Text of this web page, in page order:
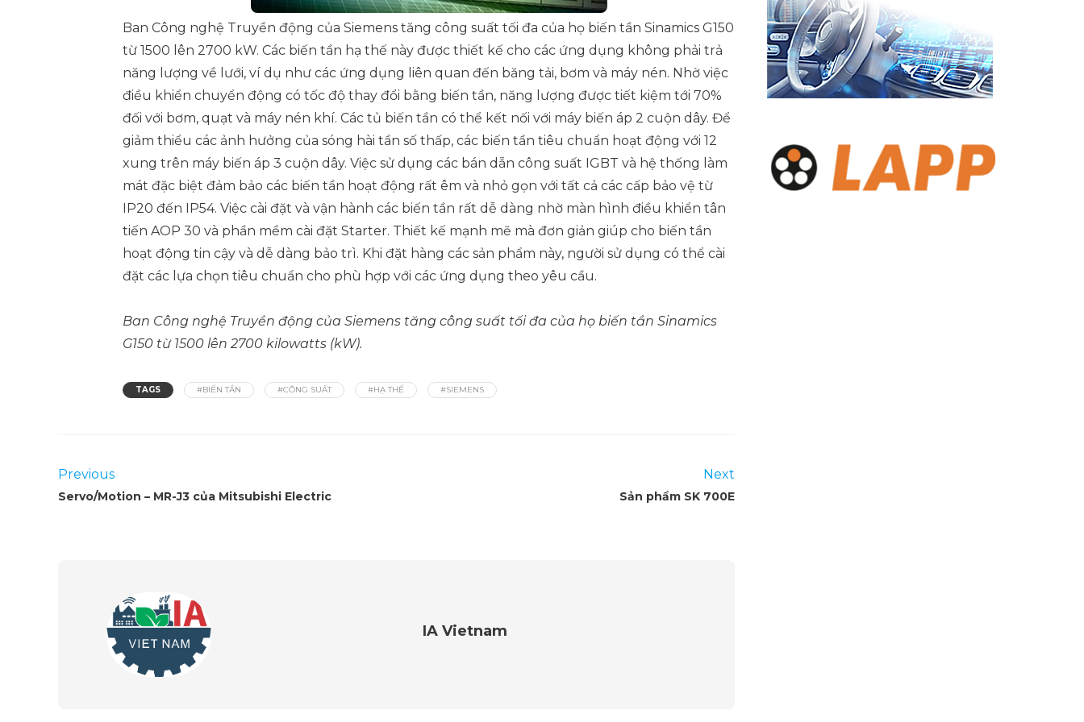
Ban Công nghệ Truyền động của Siemens tăng công suất tối đa của họ biến tần Sinamics G150
từ 1500 lên 2700 kW. Các biến tần hạ thế này được thiết kế cho các ứng dụng không phải trả
năng lượng về lưới, ví dụ như các ứng dụng liên quan đến băng tải, bơm và máy nén. Nhờ việc
điều khiển chuyển động có tốc độ thay đổi bằng biến tần, năng lượng được tiết kiệm tới 70%
đối với bơm, quạt và máy nén khí. Các tủ biến tần có thể kết nối với máy biến áp 2 cuộn dây. Để
giảm thiểu các ảnh hưởng của sóng hài tần số thấp, các biến tần tiêu chuẩn hoạt động với 12
xung trên máy biến áp 3 cuộn dây. Việc sử dụng các bán dẫn công suất IGBT và hệ thống làm
mát đặc biệt đảm bảo các biến tần hoạt động rất êm và nhỏ gọn với tất cả các cấp bảo vệ từ
IP20 đến IP54. Việc cài đặt và vận hành các biến tần rất dễ dàng nhờ màn hình điều khiển tân
tiến AOP 30 và phần mềm cài đặt Starter. Thiết kế mạnh mẽ mà đơn giản giúp cho biến tần
hoạt động tin cậy và dễ dàng bảo trì. Khi đặt hàng các sản phẩm này, người sử dụng có thể cài
đặt các lựa chọn tiêu chuẩn cho phù hợp với các ứng dụng theo yêu cầu.
Ban Công nghệ Truyền động của Siemens tăng công suất tối đa của họ biến tần Sinamics
G150 từ 1500 lên 2700 kilowatts (kW).
TAGS #BIẾN TẦN #CÔNG SUẤT #HẠ THẾ #SIEMENS
Previous
Servo/Motion – MR-J3 của Mitsubishi Electric
Next
Sản phẩm SK 700E
IA Vietnam